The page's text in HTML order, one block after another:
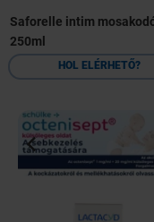
Saforelle intim
250ml
HOL ELÉRHETŐ?